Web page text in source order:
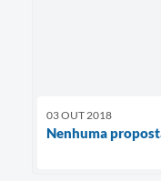
03 OUT 2018
Nenhuma